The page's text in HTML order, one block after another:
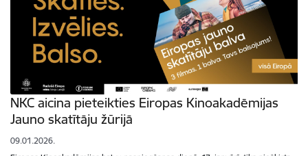
NKC aicina pieteikties Eiropas Kinoakadēmijas
Jauno skatītāju žūrijā
09.01.2026.